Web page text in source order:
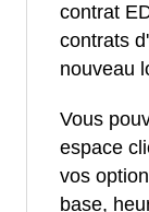
contrat
contrats
nouveau
Vous
espace
vos
base,